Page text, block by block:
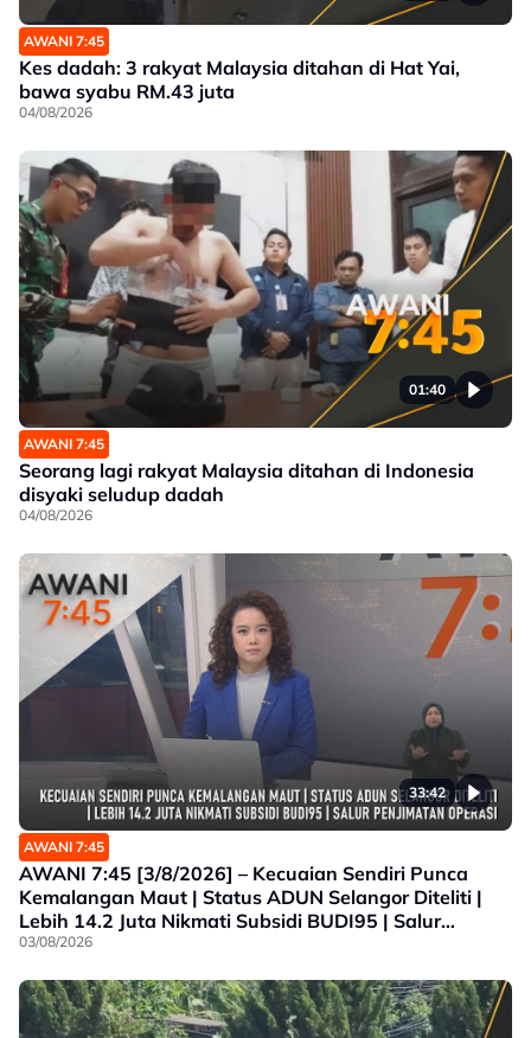
AWANI 7:45
Kes dadah: 3 rakyat Malaysia ditahan di Hat Yai,
bawa syabu RM.43 juta
04/08/2026
01:40
AWANI 7:45
Seorang lagi rakyat Malaysia ditahan di Indonesia
disyaki seludup dadah
04/08/2026
33:42
AWANI 7:45
AWANI 7:45 [3/8/2026] – Kecuaian Sendiri Punca
Kemalangan Maut | Status ADUN Selangor Diteliti |
Lebih 14.2 Juta Nikmati Subsidi BUDI95 | Salur
Penjimatan Operasi
03/08/2026